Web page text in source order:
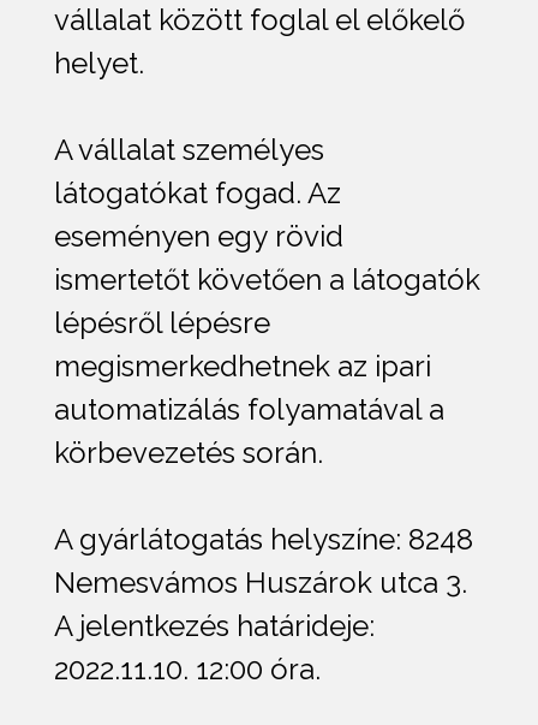
vállalat között foglal el előkelő
helyet.
A vállalat személyes
látogatókat fogad. Az
eseményen egy rövid
ismertetőt követően a látogatók
lépésről lépésre
megismerkedhetnek az ipari
automatizálás folyamatával a
körbevezetés során.
A gyárlátogatás helyszíne: 8248
Nemesvámos Huszárok utca 3.
A jelentkezés határideje:
2022.11.10. 12:00 óra.